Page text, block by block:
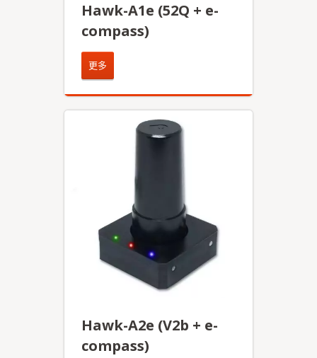
Hawk-A1e (52Q + e-
compass)
更多
Hawk-A2e (V2b + e-
compass)